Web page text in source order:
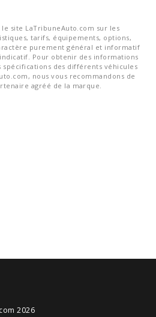
site LaTribuneAuto.com sur les
tarifs, équipements, options,
purement général et informatif
Pour obtenir des informations
spécifications des différents véhicules
nous vous recommandons de
agréé de la marque.
2026